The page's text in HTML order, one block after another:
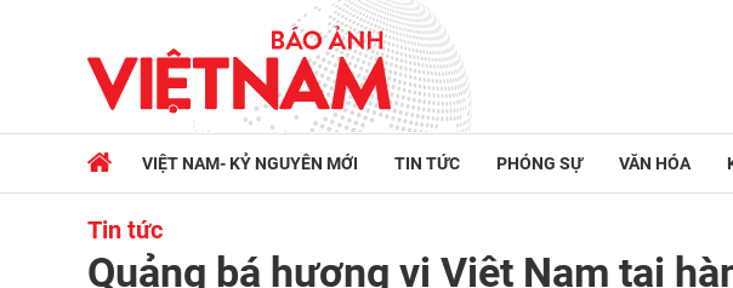
VIỆT NAM- KỶ NGUYÊN MỚI TIN TỨC PHÓNG SỰ VĂN HÓA
Tin tức
Quảng bá hương vị Việt Nam tại